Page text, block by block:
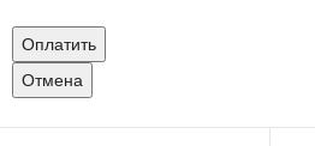
Оплатить
Отмена